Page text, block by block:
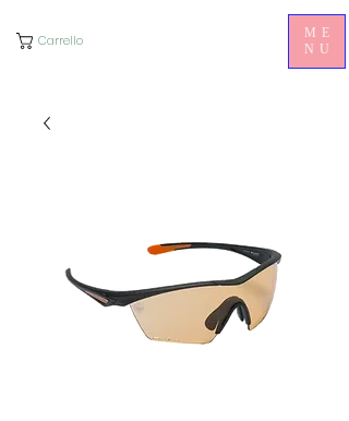
Carrello
ME
NU